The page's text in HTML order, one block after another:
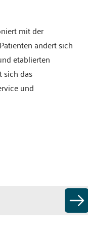
mit der
ändert sich
etablierten
sich das
und